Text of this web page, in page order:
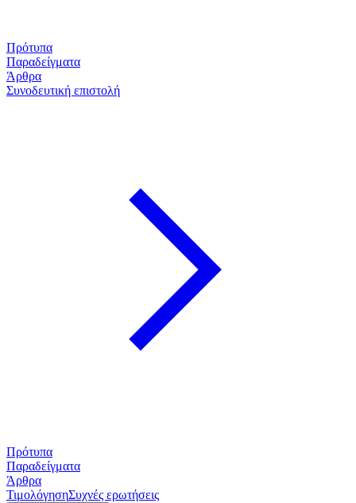
Πρότυπα
Παραδείγματα
Άρθρα
Συνοδευτική επιστολή
Πρότυπα
Παραδείγματα
Άρθρα
ΤιμολόγησηΣυχνές ερωτήσεις